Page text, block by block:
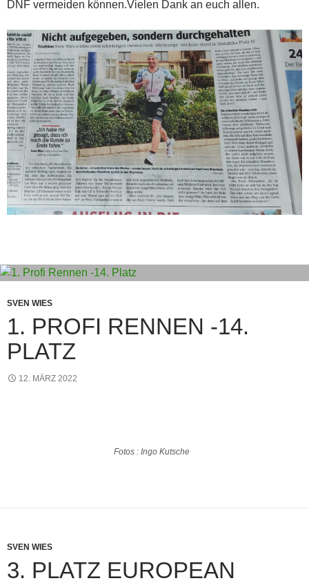
DNF vermeiden können.Vielen Dank an euch allen.
SVEN WIES
1. PROFI RENNEN -14.
PLATZ
12. MÄRZ 2022
Fotos : Ingo Kutsche
SVEN WIES
3. PLATZ EUROPEAN